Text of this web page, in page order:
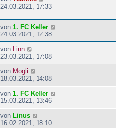
24.03.2021, 17:33
von 1. FC Keller
24.03.2021, 12:38
von Linn
23.03.2021, 17:08
von Mogli
18.03.2021, 14:08
von 1. FC Keller
15.03.2021, 13:46
von Linus
16.02.2021, 18:10